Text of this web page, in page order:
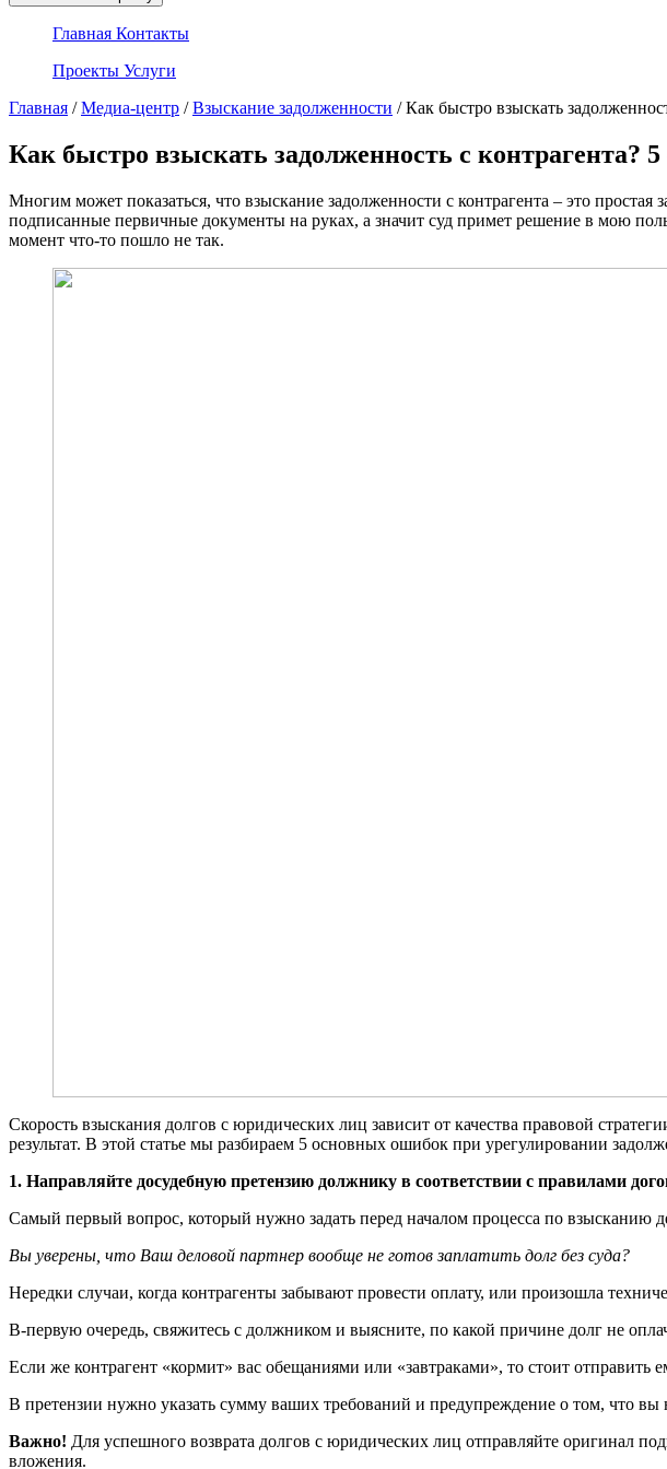
Главная Контакты
Проекты Услуги
Главная /Медиа-центр /Взыскание задолженности /Как быстро взыскать
Как быстро взыскать задолженность с
Многим может показаться, что взыскание задолженности с контрагента – это
подписанные первичные документы на руках, а значит суд примет решение в мою
момент что-то пошло не так.
Скорость взыскания долгов с юридических лиц зависит от качества правовой
результат. В этой статье мы разбираем 5 основных ошибок при урегулировании
1. Направляйте досудебную претензию должнику в соответствии с правилами
Самый первый вопрос, который нужно задать перед началом процесса по взысканию
Вы уверены, что Ваш деловой партнер вообще не готов заплатить долг без суда?
Нередки случаи, когда контрагенты забывают провести оплату, или произошла
В‑первую очередь, свяжитесь с должником и выясните, по какой причине долг не
Если же контрагент «кормит» вас обещаниями или «завтраками», то стоит отправить
В претензии нужно указать сумму ваших требований и предупреждение о том, что вы
Важно! Для успешного возврата долгов с юридических лиц отправляйте оригинал
вложения.